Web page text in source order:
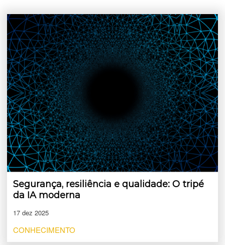
Segurança, resiliência e qualidade: O tripé
da IA moderna
17 dez 2025
CONHECIMENTO